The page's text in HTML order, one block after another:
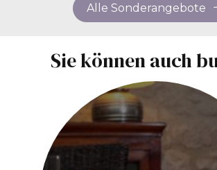
Alle Sonderangebote
Sie können auch